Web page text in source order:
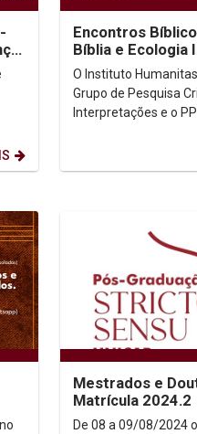
Encontros
Bíblia e Ecologia
Água, fonte de
O Instituto Humanitas
Grupo de Pesquisa
Interpretações e o
Mestrados e
Matrícula 2024.2
De 08 a 09/08/2024